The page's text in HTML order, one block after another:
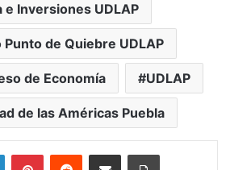
e Inversiones UDLAP
de Quiebre UDLAP
de Economía UDLAP
de las Américas Puebla
LinkedInPinterestReddit Share via Email Print